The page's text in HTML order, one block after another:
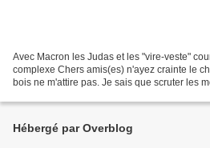
Avec Macron les Judas et les "vire-veste"
complexe Chers amis(es) n'ayez crainte le
bois ne m'attire pas. Je sais que scruter les
Hébergé par Overblog